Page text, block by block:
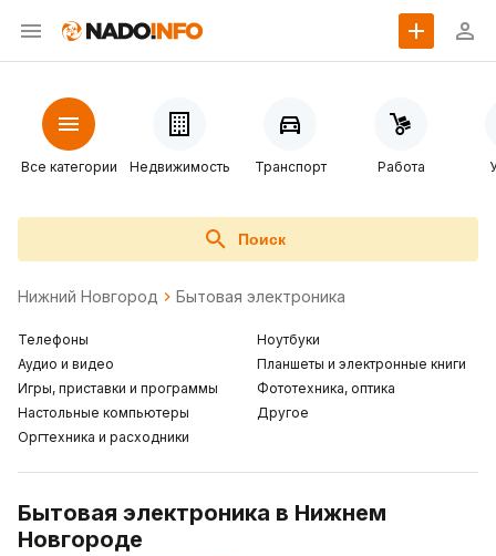
Все категории Недвижимость Транспорт Работа
Поиск
Нижний Новгород Бытовая электроника
Телефоны
Аудио и видео
Игры, приставки и программы
Настольные компьютеры
Оргтехника и расходники
Ноутбуки
Планшеты и электронные книги
Фототехника, оптика
Другое
Бытовая электроника в Нижнем
Новгороде